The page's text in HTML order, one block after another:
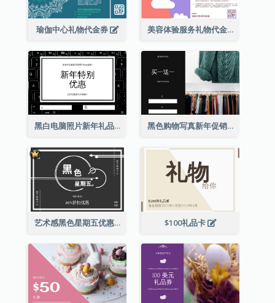
瑜伽中心礼物代金券 美容体验服务礼物代金券
黑白电脑照片新年礼品卡 黑色购物写真新年促销礼品卡
艺术感黑色星期五优惠券 $100礼品卡